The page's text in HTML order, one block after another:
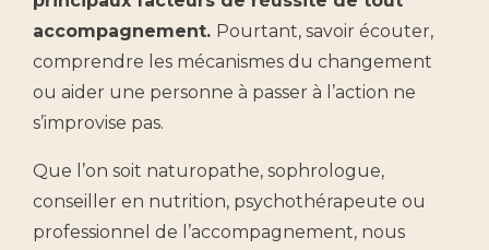
accompagnement. Pourtant, savoir écouter,
comprendre les mécanismes du changement
ou aider une personne à passer à l’action ne
s’improvise pas.
Que l’on soit naturopathe, sophrologue,
conseiller en nutrition, psychothérapeute ou
professionnel de l’accompagnement, nous